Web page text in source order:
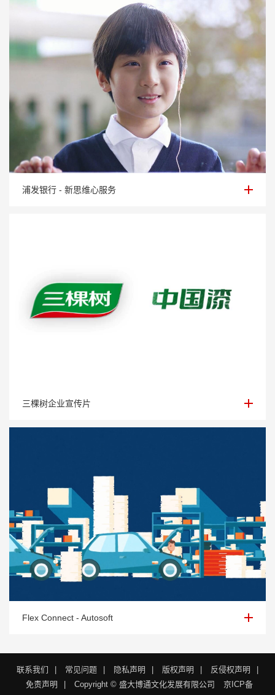
浦发银行 - 新思维心服务
浦发银行 - 新思维心服务
三棵树企业宣传片
三棵树企业宣传片
Flex Connect - Autosoft
Flex Connect - Autosoft
联系我们 | 常见问题 | 隐私声明 | 版权声明 | 反侵权声明
|
免责声明
| Copyright © 盛大博通文化发展有限公司
京ICP备